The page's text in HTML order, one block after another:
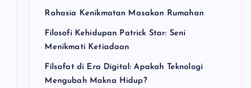
Rahasia Kenikmatan Masakan Rumahan
Filosofi Kehidupan Patrick Star: Seni
Menikmati Ketiadaan
Filsafat di Era Digital: Apakah Teknologi
Mengubah Makna Hidup?